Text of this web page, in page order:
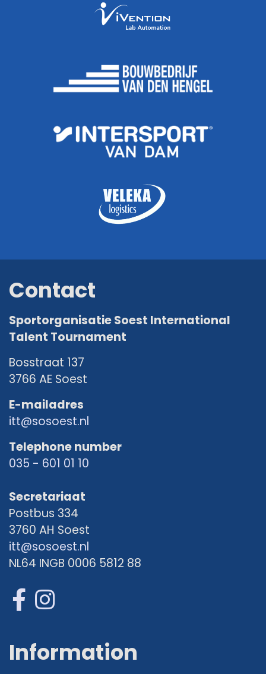
Contact
Sportorganisatie Soest International
Talent Tournament
Bosstraat 137
3766 AE Soest
E-mailadres
itt@sosoest.nl
Telephone number
035 - 601 01 10
Secretariaat
Postbus 334
3760 AH Soest
itt@sosoest.nl
NL64 INGB 0006 5812 88
Information